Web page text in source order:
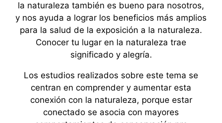
la naturaleza también es bueno para nosotros,
y nos ayuda a lograr los beneficios más amplios
para la salud de la exposición a la naturaleza.
Conocer tu lugar en la naturaleza trae
significado y alegría.
Los estudios realizados sobre este tema se
centran en comprender y aumentar esta
conexión con la naturaleza, porque estar
conectado se asocia con mayores